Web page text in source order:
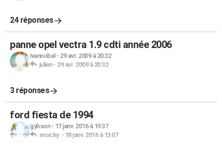
24 réponses
panne opel vectra 1.9 cdti année 2006
ivannobel - 29 avr. 2009 à 20:32
julien- 29 avr. 2009 à 20:32
3 réponses
ford fiesta de 1994
gybson- 17 janv. 2016 à 19:37
snocky. - 18 janv. 2016 à 13:07